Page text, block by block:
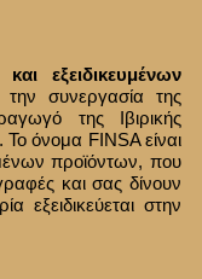
εξειδικευμένων
την συνεργασία της
της Ιβιρικής
όνομα FINSA είναι
προϊόντων, που
και σας δίνουν
εξειδικεύεται στην